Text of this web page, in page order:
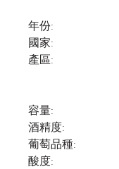
年份:
國家:
產區:
容量:
酒精度:
葡萄品種:
酸度: